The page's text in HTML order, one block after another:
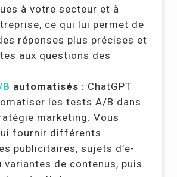
à votre secteur et à
ce qui lui permet de
réponses plus précises et
aux questions des
automatisés : ChatGPT
les tests A/B dans
marketing. Vous
fournir différents
publicitaires, sujets d’e-
variantes de contenus, puis